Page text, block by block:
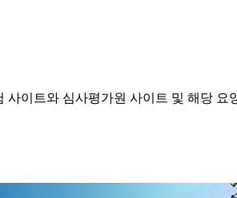
이트와 심사평가원 사이트 및 해당